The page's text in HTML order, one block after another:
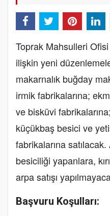
Toprak Mahsulleri
ilişkin yeni
makarnalık buğday
irmik fabrikalarına;
ve bisküvi
küçükbaş besici ve
fabrikalarına
besiciliği yapanlara,
arpa satışı
Başvuru Koşulları: